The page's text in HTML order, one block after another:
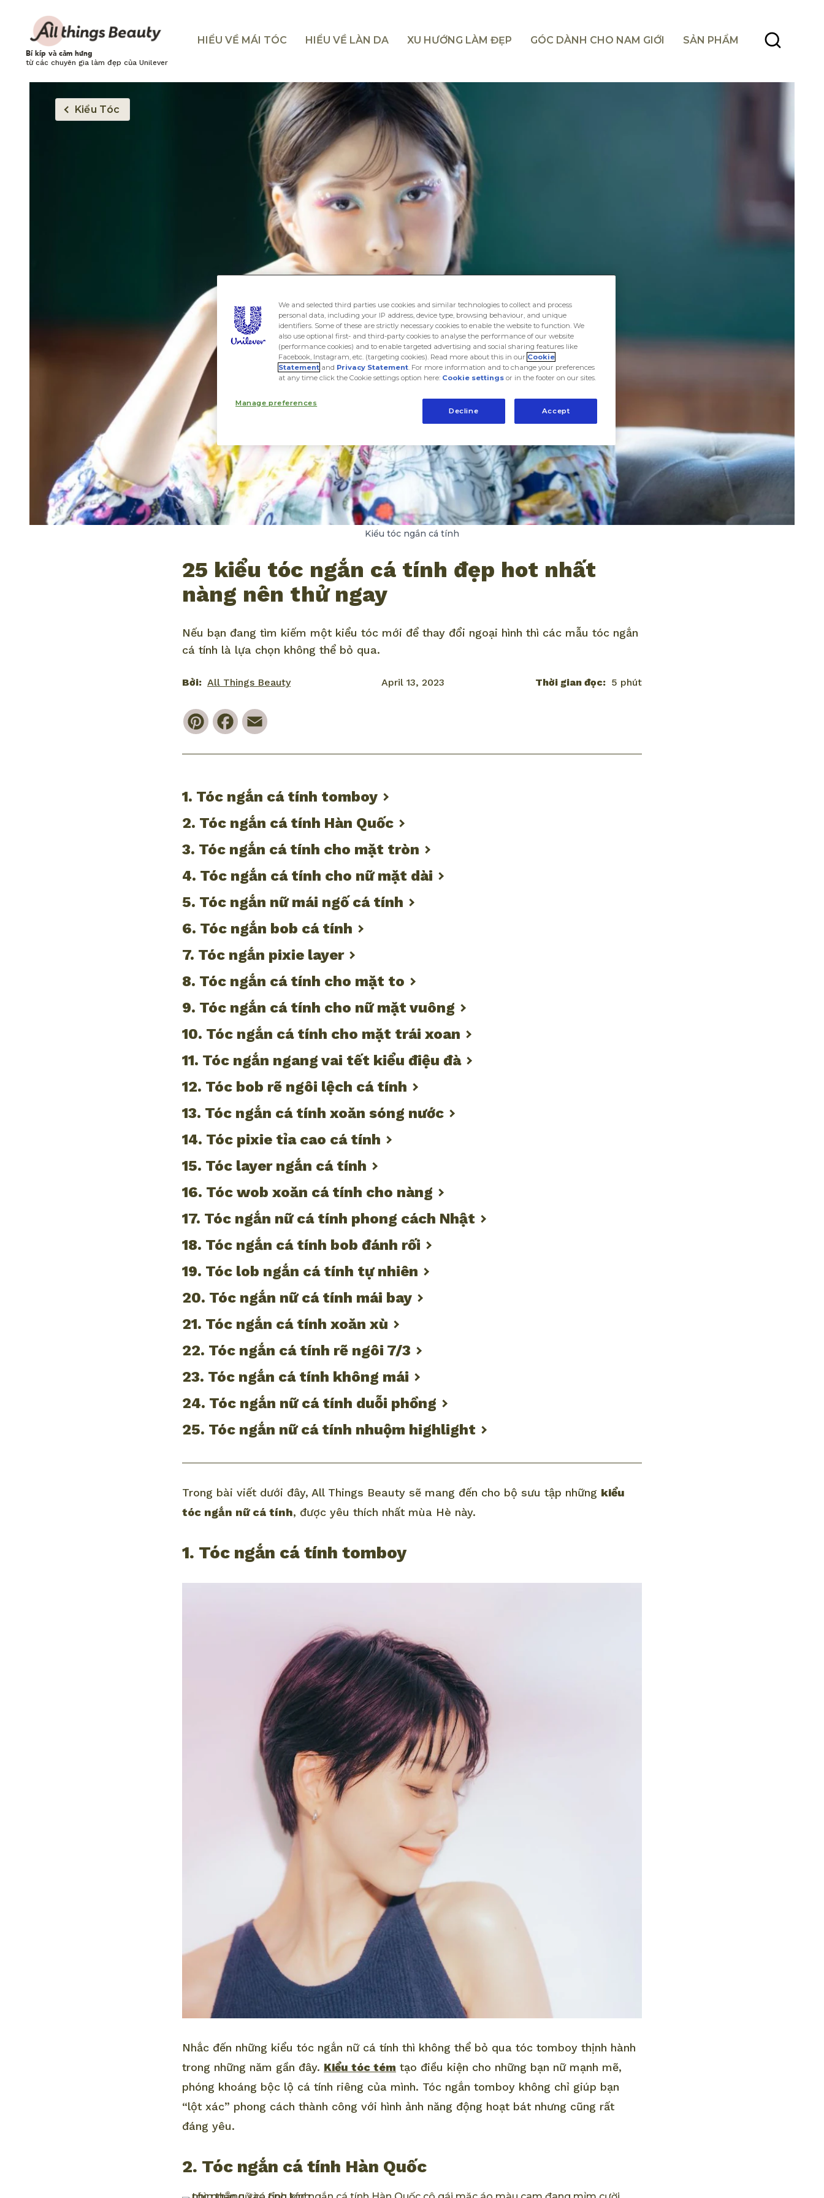
Bí kíp và cảm hứng
từ các chuyên gia làm đẹp của Unilever
HIỂU VỀ MÁI TÓC HIỂU VỀ LÀN DA XU HƯỚNG LÀM ĐẸP GÓC DÀNH CHO NAM GIỚI SẢN PHẨM
Kiểu Tóc
Kiểu tóc ngắn cá tính
25 kiểu tóc ngắn cá tính đẹp hot nhất
nàng nên thử ngay
Nếu bạn đang tìm kiếm một kiểu tóc mới để thay đổi ngoại hình thì các mẫu tóc ngắn
cá tính là lựa chọn không thể bỏ qua.
Bởi: All Things Beauty April 13, 2023 Thời gian đọc: 5 phút
PinterestFacebook
1. Tóc ngắn cá tính tomboy
2. Tóc ngắn cá tính Hàn Quốc
3. Tóc ngắn cá tính cho mặt tròn
4. Tóc ngắn cá tính cho nữ mặt dài
5. Tóc ngắn nữ mái ngố cá tính
6. Tóc ngắn bob cá tính
7. Tóc ngắn pixie layer
8. Tóc ngắn cá tính cho mặt to
9. Tóc ngắn cá tính cho nữ mặt vuông
10. Tóc ngắn cá tính cho mặt trái xoan
11. Tóc ngắn ngang vai tết kiểu điệu đà
12. Tóc bob rẽ ngôi lệch cá tính
13. Tóc ngắn cá tính xoăn sóng nước
14. Tóc pixie tỉa cao cá tính
15. Tóc layer ngắn cá tính
16. Tóc wob xoăn cá tính cho nàng
17. Tóc ngắn nữ cá tính phong cách Nhật
18. Tóc ngắn cá tính bob đánh rối
19. Tóc lob ngắn cá tính tự nhiên
20. Tóc ngắn nữ cá tính mái bay
21. Tóc ngắn cá tính xoăn xù
22. Tóc ngắn cá tính rẽ ngôi 7/3
23. Tóc ngắn cá tính không mái
24. Tóc ngắn nữ cá tính duỗi phồng
25. Tóc ngắn nữ cá tính nhuộm highlight
Trong bài viết dưới đây, All Things Beauty sẽ mang đến cho bộ sưu tập những kiểu
tóc ngắn nữ cá tính, được yêu thích nhất mùa Hè này.
1. Tóc ngắn cá tính tomboy
Nhắc đến những kiểu tóc ngắn nữ cá tính thì không thể bỏ qua tóc tomboy thịnh hành
trong những năm gần đây. Kiểu tóc tém tạo điều kiện cho những bạn nữ mạnh mẽ,
phóng khoáng bộc lộ cá tính riêng của mình. Tóc ngắn tomboy không chỉ giúp bạn
“lột xác” phong cách thành công với hình ảnh năng động hoạt bát nhưng cũng rất
đáng yêu.
2. Tóc ngắn cá tính Hàn Quốc
We and selected third parties use cookies and similar technologies to collect and process
personal data, including your IP address, device type, browsing behaviour, and unique
identifiers. Some of these are strictly necessary cookies to enable the website to function. We
also use optional first- and third-party cookies to analyse the performance of our website
(performance cookies) and to enable targeted advertising and social sharing features like
Facebook, Instagram, etc. (targeting cookies). Read more about this in our Cookie
Statement and Privacy Statement. For more information and to change your preferences
at any time click the Cookie settings option here: Cookie settings or in the footer on our sites.
Manage preferences
Decline
Accept